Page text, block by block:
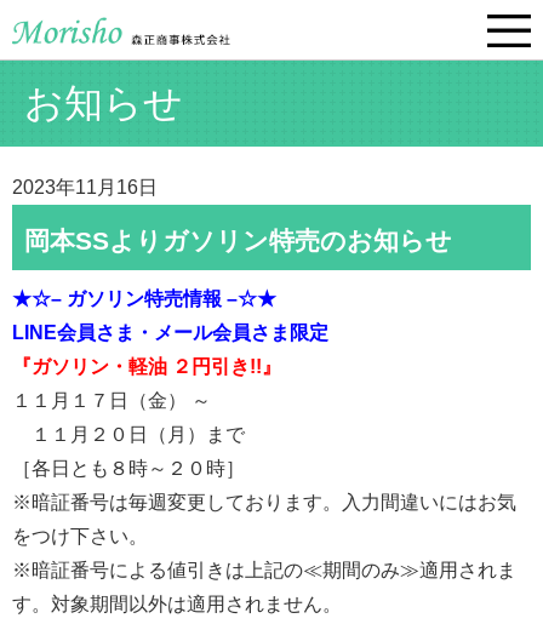
お知らせ
2023年11月16日
岡本SSよりガソリン特売のお知らせ
★☆– ガソリン特売情報 –☆★
LINE会員さま・ メール会員さま限定
『ガソリン・軽油 ２円引き!!』
１１月１７日（金） ～
１１月２０日（月）まで
［各日とも８時～２０時］
※暗証番号は毎週変更しております。入力間違いにはお気
をつけ下さい。
※暗証番号による値引きは上記の≪期間のみ≫適用されま
す。対象期間以外は適用されません。